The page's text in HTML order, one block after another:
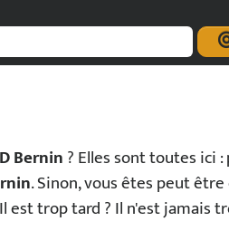
Bernin? Elles sont toutes ici
. Sinon, vous êtes peut
est trop tard ? Il n'est jamais